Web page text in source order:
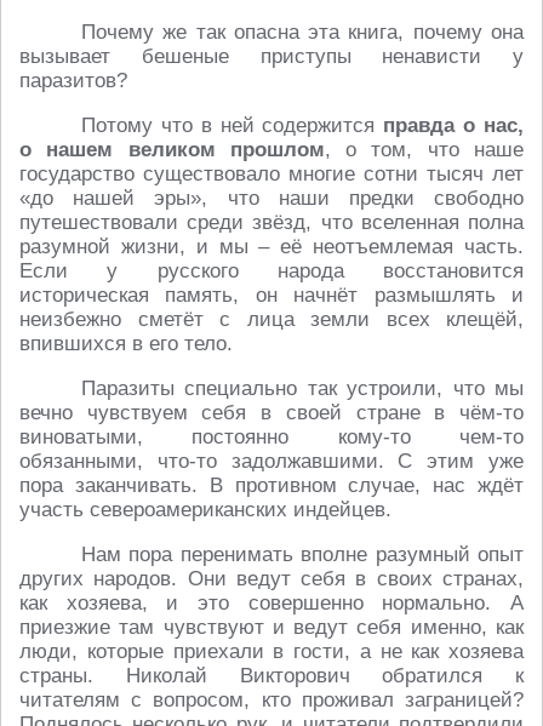
Почему же так опасна эта книга, почему она
вызывает бешеные приступы ненависти у
паразитов?
Потому что в ней содержится правда о нас,
о нашем великом прошлом, о том, что наше
государство существовало многие сотни тысяч лет
«до нашей эры», что наши предки свободно
путешествовали среди звёзд, что вселенная полна
разумной жизни, и мы – её неотъемлемая часть.
Если у русского народа восстановится
историческая память, он начнёт размышлять и
неизбежно сметёт с лица земли всех клещёй,
впившихся в его тело.
Паразиты специально так устроили, что мы
вечно чувствуем себя в своей стране в чём-то
виноватыми, постоянно кому-то чем-то
обязанными, что-то задолжавшими. С этим уже
пора заканчивать. В противном случае, нас ждёт
участь североамериканских индейцев.
Нам пора перенимать вполне разумный опыт
других народов. Они ведут себя в своих странах,
как хозяева, и это совершенно нормально. А
приезжие там чувствуют и ведут себя именно, как
люди, которые приехали в гости, а не как хозяева
страны. Николай Викторович обратился к
читателям с вопросом, кто проживал заграницей?